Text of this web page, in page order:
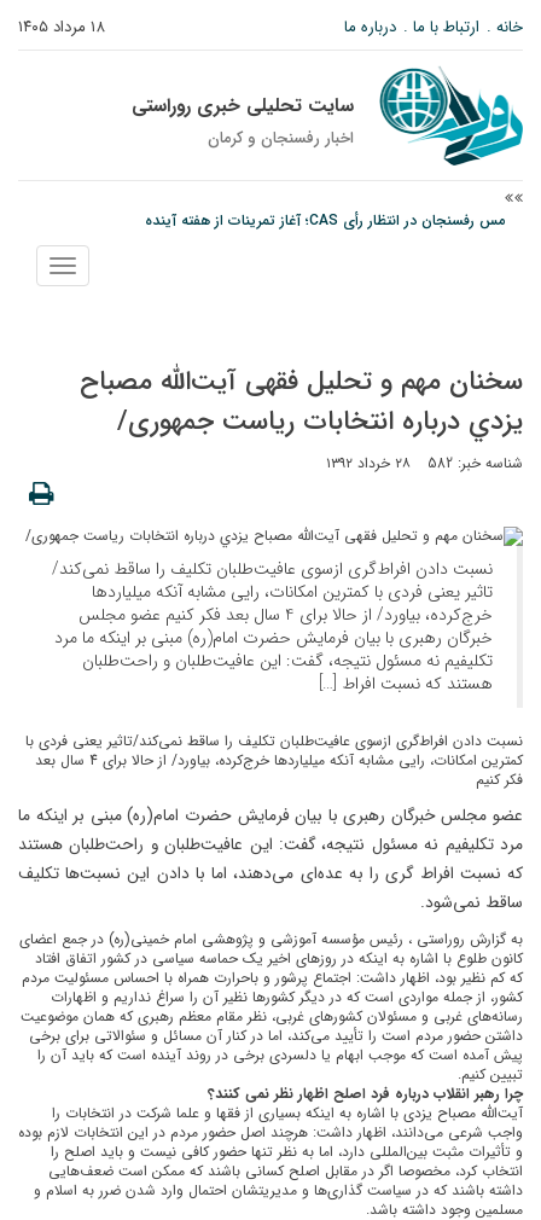
۱۸ مرداد ۱۴۰۵ خانه ارتباط با ما درباره ما
سایت تحلیلی خبری روراستی
اخبار رفسنجان و كرمان
مس رفسنجان در انتظار رأی CAS؛ آغاز تمرینات از هفته آینده
پیش‌بینی هواشناسی برای استان کرمان؛ از وزش باد و گردوخاک تا رگبار و رعدوبرق
نمایش
منو
سخنان مهم و تحلیل فقهی آیت‌الله مصباح
يزدي درباره انتخابات ریاست جمهوری/
شناسه خبر: 582 ۲۸ خرداد ۱۳۹۲
نسبت دادن افراط‌‎گری ازسوی عافیت‌طلبان تکلیف را ساقط نمی‌کند/
تاثیر یعنی فردی با کمترین امکانات، رایی مشابه آنکه میلیاردها
خرج‌کرده، بیاورد/ از حالا برای 4 سال بعد فکر کنیم عضو مجلس
خبرگان رهبری با بیان فرمایش حضرت امام(ره) مبنی بر اینکه ما مرد
تکلیفیم نه مسئول نتیجه، گفت: این عافیت‌طلبان و راحت‌طلبان
هستند که نسبت افراط‌ […]
نسبت دادن افراط‌‎گری ازسوی عافیت‌طلبان تکلیف را ساقط نمی‌کند/تاثیر یعنی فردی با
کمترین امکانات، رایی مشابه آنکه میلیاردها خرج‌کرده، بیاورد/ از حالا برای 4 سال بعد
فکر کنیم
عضو مجلس خبرگان رهبری با بیان فرمایش حضرت امام(ره) مبنی بر اینکه ما
مرد تکلیفیم نه مسئول نتیجه، گفت: این عافیت‌طلبان و راحت‌طلبان هستند
که نسبت افراط‌ گری را به عده‌ای می‌دهند، اما با دادن این نسبت‌ها تکلیف
ساقط نمی‌شود.
به گزارش روراستی ، رئیس مؤسسه آموزشی و پژوهشی امام خمینی(ره) در جمع اعضای
کانون طلوع با اشاره به اینکه در روز‌های اخیر یک حماسه سیاسی در کشور اتفاق افتاد
که کم نظیر بود، اظهار داشت: اجتماع پرشور و باحرارت همراه با احساس مسئولیت مردم
کشور، از جمله مواردی است که در دیگر کشور‌ها نظیر آن را سراغ نداریم و اظهارات
رسانه‌های غربی و مسئولان کشورهای غربی، نظر مقام معظم رهبری که همان موضوعیت
داشتن حضور مردم است را تأیید می‌کند، اما در کنار آن مسائل و سئوالاتی برای برخی
پیش آمده است که موجب ابهام یا دلسردی برخی در روند آینده است که باید آن را
تبیین کنیم.
چرا رهبر انقلاب درباره فرد اصلح اظهار نظر نمی کنند؟
آیت‌الله مصباح یزدی با اشاره به اینکه بسیاری از فقها و علما شرکت در انتخابات را
واجب شرعی می‌دانند، اظهار داشت: هرچند اصل حضور مردم در این انتخابات لازم بوده
و تأثیرات مثبت بین‌المللی دارد، اما به نظر تنها حضور کافی نیست و باید اصلح را
انتخاب کرد، مخصوصا اگر در مقابل اصلح کسانی باشند که ممکن است ضعف‌هایی
داشته باشند که در سیاست گذاری‌ها و مدیریتشان احتمال وارد شدن ضرر به اسلام و
مسلمین وجود داشته باشد.